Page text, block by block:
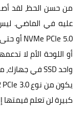
عليه في الماضي.
أو اللوحة الأم لا
كبيرة لن تعلم قيمتها